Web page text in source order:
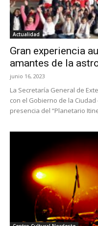
Actualidad
Gran experiencia
amantes de la
junio 16, 2023
La Secretaría General de
con el Gobierno de la
presencia del “Planetario